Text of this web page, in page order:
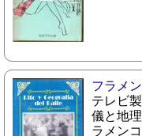
フラメ
テレビ
儀と地
ラメン